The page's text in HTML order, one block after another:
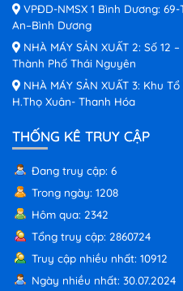
VPĐD-NMSX 1 Bình Dương:
An–Bình Dương
NHÀ MÁY SẢN XUẤT 2: Số 12
Thành Phố Thái Nguyên
NHÀ MÁY SẢN XUẤT 3: Khu
H.Thọ Xuân- Thanh Hóa
THỐNG KÊ TRUY CẬP
Đang truy cập: 6
Trong ngày: 1208
Hôm qua: 2342
Tổng truy cập: 2860724
Truy cập nhiều nhất: 10912
Ngày nhiều nhất: 30.07.2024